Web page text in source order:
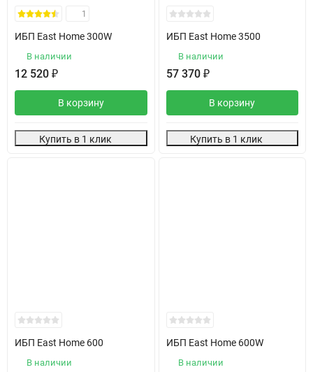
1
ИБП East Home 300W
В наличии
12 520 ₽
В корзину
Купить в 1 клик
ИБП East Home 3500
В наличии
57 370 ₽
В корзину
Купить в 1 клик
ИБП East Home 600
В наличии
ИБП East Home 600W
В наличии